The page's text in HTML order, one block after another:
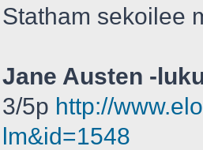
Statham sekoilee
Jane Austen -
3/5p http://
lm&id=1548